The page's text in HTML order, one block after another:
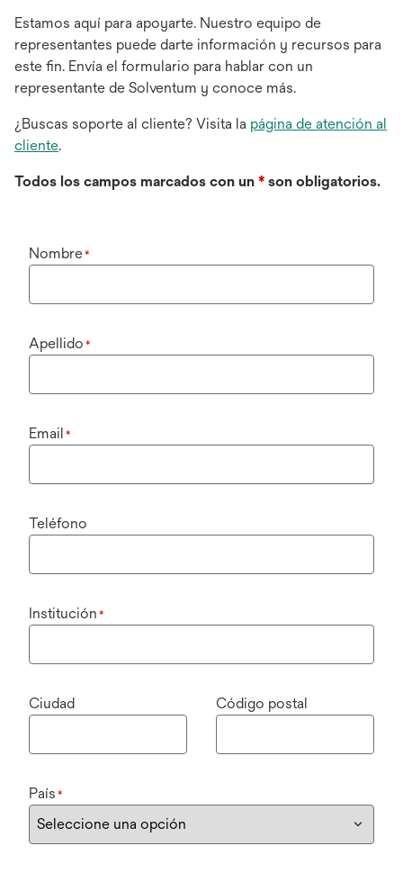
Estamos aquí para apoyarte. Nuestro equipo de
representantes puede darte información y recursos para
este fin. Envía el formulario para hablar con un
representante de Solventum y conoce más.
¿Buscas soporte al cliente? Visita la página de atención al
cliente.
Todos los campos marcados con un * son obligatorios.
Nombre*
Apellido *
Email *
Teléfono
Institución *
Ciudad Código postal
País *